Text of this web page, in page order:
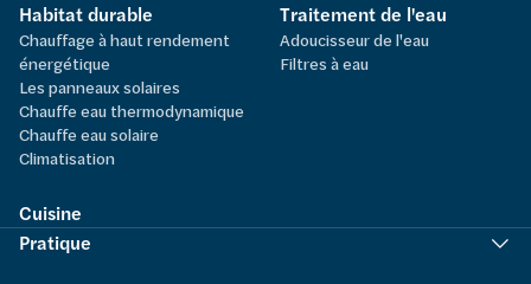
Habitat durable
Chauffage à haut rendement
énergétique
Les panneaux solaires
Chauffe eau thermodynamique
Chauffe eau solaire
Climatisation
Traitement de l'eau
Adoucisseur de l'eau
Filtres à eau
Cuisine
Pratique